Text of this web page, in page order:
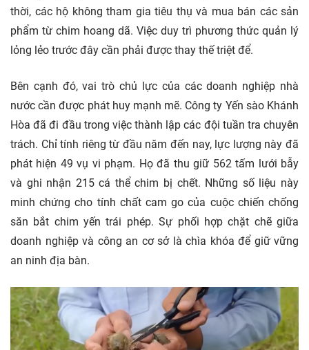
thời, các hộ không tham gia tiêu thụ và mua bán các sản
phẩm từ chim hoang dã. Việc duy trì phương thức quản lý
lỏng lẻo trước đây cần phải được thay thế triệt để.
Bên cạnh đó, vai trò chủ lực của các doanh nghiệp nhà
nước cần được phát huy mạnh mẽ. Công ty Yến sào Khánh
Hòa đã đi đầu trong việc thành lập các đội tuần tra chuyên
trách. Chỉ tính riêng từ đầu năm đến nay, lực lượng này đã
phát hiện 49 vụ vi phạm. Họ đã thu giữ 562 tấm lưới bẫy
và ghi nhận 215 cá thể chim bị chết. Những số liệu này
minh chứng cho tính chất cam go của cuộc chiến chống
săn bắt chim yến trái phép. Sự phối hợp chặt chẽ giữa
doanh nghiệp và công an cơ sở là chìa khóa để giữ vững
an ninh địa bàn.